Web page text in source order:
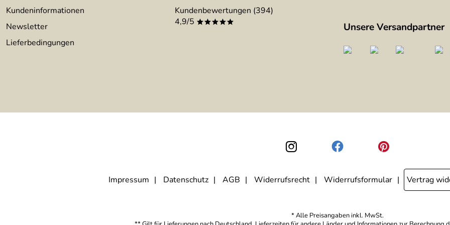
Kundeninformationen
Newsletter
Lieferbedingungen
Kundenbewertungen (394)
4,9/5 ***** Unsere Versandpartner
Impressum Datenschutz AGB Widerrufsrecht Widerrufsformular Vertrag
* Alle Preisangaben inkl. MwSt.